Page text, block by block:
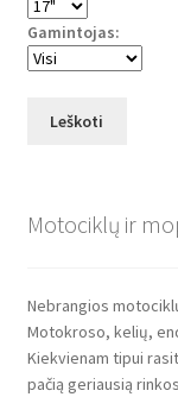
Gamintojas:
Leškoti
Motociklų ir
Nebrangios
Motokroso, kelių,
Kiekvienam tipui
pačią geriausią